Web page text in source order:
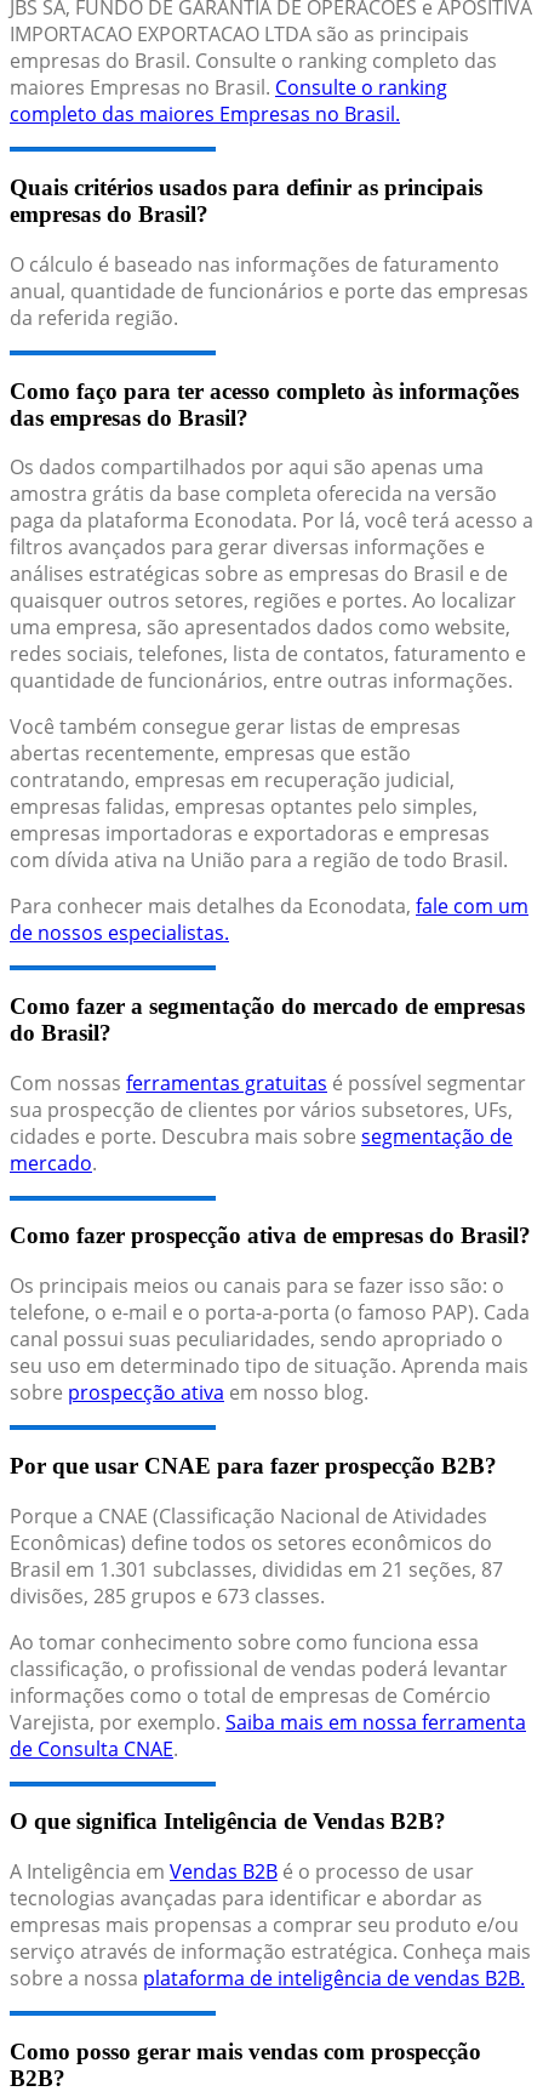
JBS SA, FUNDO DE GARANTIA DE OPERACOES e APOSITIVA
IMPORTACAO EXPORTACAO LTDA são as principais
empresas do Brasil. Consulte o ranking completo das
maiores Empresas no Brasil. Consulte o ranking
completo das maiores Empresas no Brasil.
Quais critérios usados para definir as principais
empresas do Brasil?
O cálculo é baseado nas informações de faturamento
anual, quantidade de funcionários e porte das empresas
da referida região.
Como faço para ter acesso completo às informações
das empresas do Brasil?
Os dados compartilhados por aqui são apenas uma
amostra grátis da base completa oferecida na versão
paga da plataforma Econodata. Por lá, você terá acesso a
filtros avançados para gerar diversas informações e
análises estratégicas sobre as empresas do Brasil e de
quaisquer outros setores, regiões e portes. Ao localizar
uma empresa, são apresentados dados como website,
redes sociais, telefones, lista de contatos, faturamento e
quantidade de funcionários, entre outras informações.
Você também consegue gerar listas de empresas
abertas recentemente, empresas que estão
contratando, empresas em recuperação judicial,
empresas falidas, empresas optantes pelo simples,
empresas importadoras e exportadoras e empresas
com dívida ativa na União para a região de todo Brasil.
Para conhecer mais detalhes da Econodata, fale com um
de nossos especialistas.
Como fazer a segmentação do mercado de empresas
do Brasil?
Com nossas ferramentas gratuitas é possível segmentar
sua prospecção de clientes por vários subsetores, UFs,
cidades e porte. Descubra mais sobre segmentação de
mercado.
Como fazer prospecção ativa de empresas do Brasil?
Os principais meios ou canais para se fazer isso são: o
telefone, o e-mail e o porta-a-porta (o famoso PAP). Cada
canal possui suas peculiaridades, sendo apropriado o
seu uso em determinado tipo de situação. Aprenda mais
sobre prospecção ativa em nosso blog.
Por que usar CNAE para fazer prospecção B2B?
Porque a CNAE (Classificação Nacional de Atividades
Econômicas) define todos os setores econômicos do
Brasil em 1.301 subclasses, divididas em 21 seções, 87
divisões, 285 grupos e 673 classes.
Ao tomar conhecimento sobre como funciona essa
classificação, o profissional de vendas poderá levantar
informações como o total de empresas de Comércio
Varejista, por exemplo. Saiba mais em nossa ferramenta
de Consulta CNAE.
O que significa Inteligência de Vendas B2B?
A Inteligência em Vendas B2B é o processo de usar
tecnologias avançadas para identificar e abordar as
empresas mais propensas a comprar seu produto e/ou
serviço através de informação estratégica. Conheça mais
sobre a nossa plataforma de inteligência de vendas B2B.
Como posso gerar mais vendas com prospecção
B2B?